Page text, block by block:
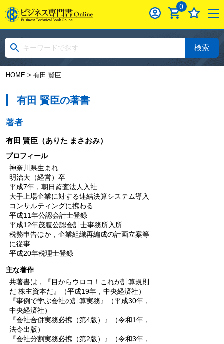
0
検索
HOME> 有田 賢臣
有田 賢臣の著書
著者
有田 賢臣（ありた まさおみ）
プロフィール
神奈川県生まれ
明治大（経営）卒
平成7年，朝日監査法人入社
大手上場企業に対する連結決算システム導入
コンサルティングに携わる
平成11年公認会計士登録
平成12年茂腹公認会計士事務所入所
税務申告ほか，企業組織再編成の計画立案等
に従事
平成20年税理士登録
主な著作
共著書は，『目からウロコ！これが計算規則
だ 株主資本だ』（平成19年，中央経済社）
『事例で学ぶ会社の計算実務』（平成30年，
中央経済社）
『会社合併実務必携（第4版）』（令和1年，
法令出版）
『会社分割実務必携（第2版）』（令和3年，